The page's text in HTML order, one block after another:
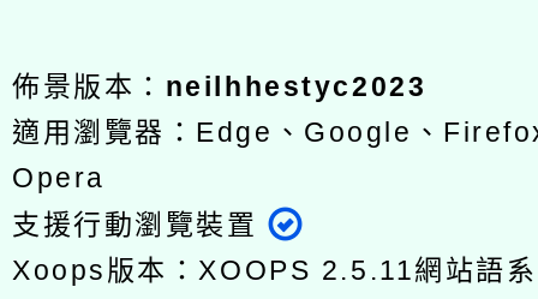
佈景版本： neilhhestyc2023
適用瀏覽器：Edge、Google、
Opera
支援行動瀏覽裝置
Xoops版本：XOOPS 2.5.11網站語